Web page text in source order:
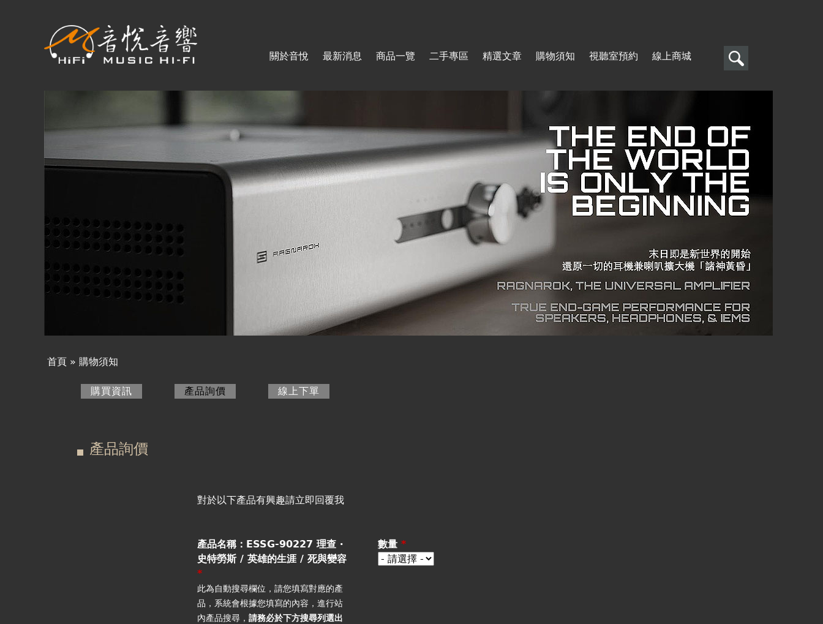
關於音悅 最新消息 商品一覽 二手專區 精選文章 購物須知 視聽室預約 線上商城
搜
表
單
搜
尋
商品一覽
二手專區
產品詢價
視聽室預約
首頁 » 購物須知
購買資訊 產品詢價 (作用中頁籤)線上下單
產品詢價
對於以下產品有興趣請立即回覆我
產品名稱：ESSG-90227 理查 ‧
史特勞斯 / 英雄的生涯 / 死與變容
*
此為自動搜尋欄位，請您填寫對應的產
品，系統會根據您填寫的內容，進行站
內產品搜尋，請務必於下方搜尋列選出
數量 *